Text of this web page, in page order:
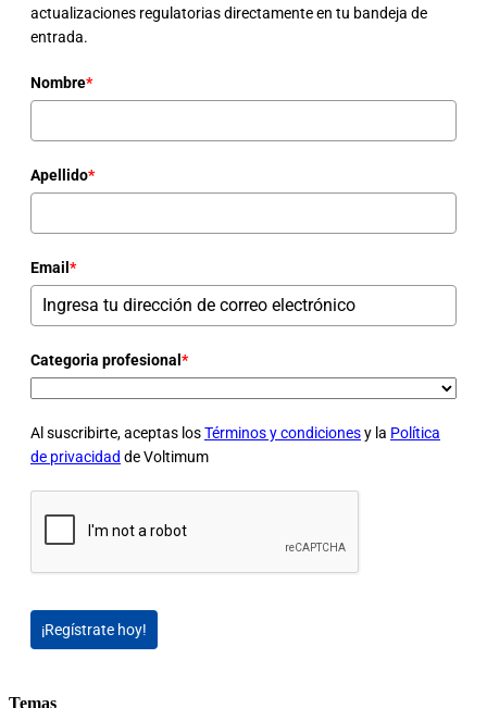
actualizaciones regulatorias directamente en tu bandeja de
entrada.
Nombre*
Apellido*
Email *
Categoria profesional *
Al suscribirte, aceptas losTérminos y condicionesy la Política
de privacidad de Voltimum
¡Regístrate hoy!
Temas